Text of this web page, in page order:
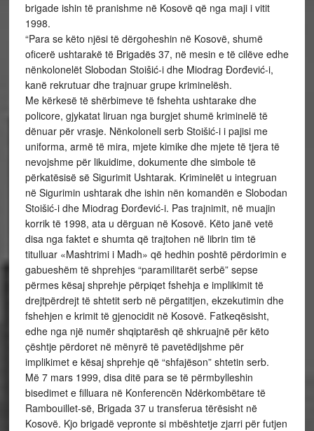
brigade ishin të pranishme në Kosovë që nga maji i vitit
1998.
“Para se këto njësi të dërgoheshin në Kosovë, shumë
oficerë ushtarakë të Brigadës 37, në mesin e të cilëve edhe
nënkolonelët Slobodan Stoišić-i dhe Miodrag Đorđević-i,
kanë rekrutuar dhe trajnuar grupe kriminelësh.
Me kërkesë të shërbimeve të fshehta ushtarake dhe
policore, gjykatat liruan nga burgjet shumë kriminelë të
dënuar për vrasje. Nënkoloneli serb Stoišić-i i pajisi me
uniforma, armë të mira, mjete kimike dhe mjete të tjera të
nevojshme për likuidime, dokumente dhe simbole të
përkatësisë së Sigurimit Ushtarak. Kriminelët u integruan
në Sigurimin ushtarak dhe ishin nën komandën e Slobodan
Stoišić-i dhe Miodrag Đorđević-i. Pas trajnimit, në muajin
korrik të 1998, ata u dërguan në Kosovë. Këto janë vetë
disa nga faktet e shumta që trajtohen në librin tim të
titulluar «Mashtrimi i Madh» që hedhin poshtë përdorimin e
gabueshëm të shprehjes “paramilitarët serbë” sepse
përmes kësaj shprehje përpiqet fshehja e implikimit të
drejtpërdrejt të shtetit serb në përgatitjen, ekzekutimin dhe
fshehjen e krimit të gjenocidit në Kosovë. Fatkeqësisht,
edhe nga një numër shqiptarësh që shkruajnë për këto
çështje përdoret në mënyrë të pavetëdijshme për
implikimet e kësaj shprehje që “shfajëson” shtetin serb.
Më 7 mars 1999, disa ditë para se të përmbylleshin
bisedimet e filluara në Konferencën Ndërkombëtare të
Rambouillet-së, Brigada 37 u transferua tërësisht në
Kosovë. Kjo brigadë vepronte si mbështetje zjarri për futjen